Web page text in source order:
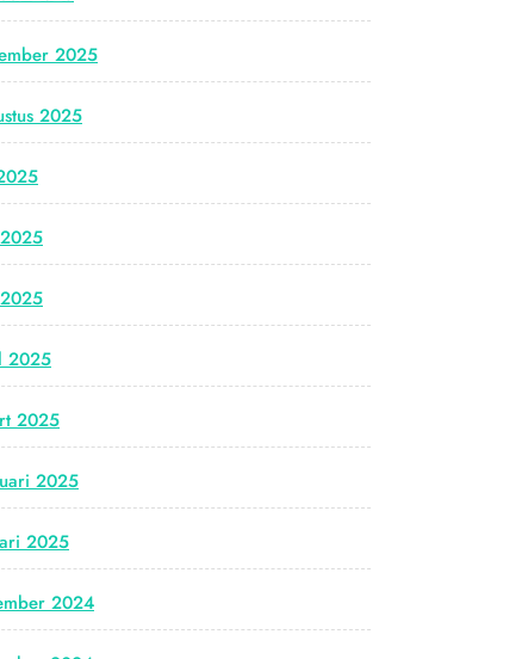
2025
2025
2025
2025
2025
2025
2024